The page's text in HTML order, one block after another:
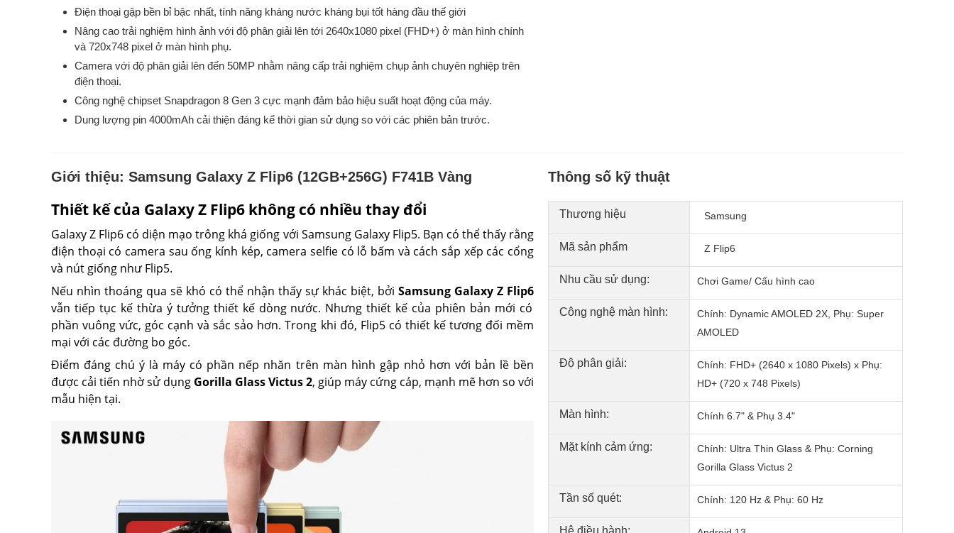
Điện thoại gập bền bỉ bậc nhất, tính năng kháng nước kháng bụi tốt hàng đầu thế giới
Nâng cao trải nghiệm hình ảnh với độ phân giải lên tới 2640x1080 pixel (FHD+) ở màn hình chính
và 720x748 pixel ở màn hình phụ.
Camera với độ phân giải lên đến 50MP nhằm nâng cấp trải nghiệm chụp ảnh chuyên nghiệp trên
điện thoại.
Công nghệ chipset Snapdragon 8 Gen 3 cực mạnh đảm bảo hiệu suất hoạt động của máy.
Dung lượng pin 4000mAh cải thiện đáng kể thời gian sử dụng so với các phiên bản trước.
Giới thiệu: Samsung Galaxy Z Flip6 (12GB+256G) F741B Vàng
Thiết kế của Galaxy Z Flip6 không có nhiều thay đổi
Galaxy Z Flip6 có diện mạo trông khá giống với Samsung Galaxy Flip5. Bạn có thể thấy rằng
điện thoại có camera sau ống kính kép, camera selfie có lỗ bấm và cách sắp xếp các cổng
và nút giống như Flip5.
Nếu nhìn thoáng qua sẽ khó có thể nhận thấy sự khác biệt, bởi Samsung Galaxy Z Flip6
vẫn tiếp tục kế thừa ý tưởng thiết kế dòng nước. Nhưng thiết kế của phiên bản mới có
phần vuông vức, góc cạnh và sắc sảo hơn. Trong khi đó, Flip5 có thiết kế tương đối mềm
mại với các đường bo góc.
Điểm đáng chú ý là máy có phần nếp nhăn trên màn hình gập nhỏ hơn với bản lề bền
được cải tiến nhờ sử dụng Gorilla Glass Victus 2, giúp máy cứng cáp, mạnh mẽ hơn so với
mẫu hiện tại.
Thông số kỹ thuật
Thương hiệu Samsung
Mã sản phẩm Z Flip6
Nhu cầu sử dụng: Chơi Game/ Cấu hình cao
Công nghệ màn hình:
Chính: Dynamic AMOLED 2X, Phụ: Super
AMOLED
Độ phân giải:
Chính: FHD+ (2640 x 1080 Pixels) x Phụ:
HD+ (720 x 748 Pixels)
Màn hình: Chính 6.7" & Phụ 3.4"
Mặt kính cảm ứng:
Chính: Ultra Thin Glass & Phụ: Corning
Gorilla Glass Victus 2
Tần số quét: Chính: 120 Hz & Phụ: 60 Hz
Hệ điều hành: